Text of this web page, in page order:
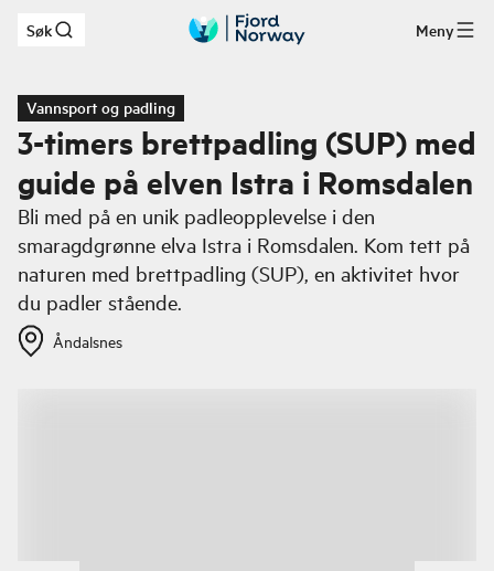
Hopp til hovedinnhold
Søk Meny
Vannsport og padling
3-timers brettpadling (SUP) med
guide på elven Istra i Romsdalen
Bli med på en unik padleopplevelse i den
smaragdgrønne elva Istra i Romsdalen. Kom tett på
naturen med brettpadling (SUP), en aktivitet hvor
du padler stående.
Åndalsnes